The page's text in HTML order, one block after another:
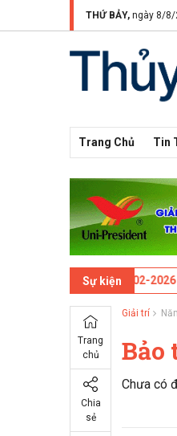
THỨ BẢY, ngày 8/8/
Trang Chủ Tin
Sự kiện
09-02-2026 London,
Trang
chủ
Chia
sẻ
Giải trí
Bảo
Chưa có